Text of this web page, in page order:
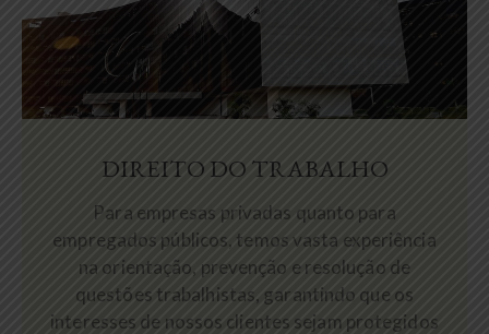
DIREITO DO TRABALHO
Para empresas privadas quanto para
empregados públicos, temos vasta experiência
na orientação, prevenção e resolução de
questões trabalhistas, garantindo que os
interesses de nossos clientes sejam protegidos